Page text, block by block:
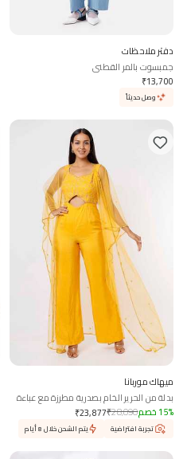
دفتر ملاحظات
جمبسوت بالمر القطني
₹13,700
وصل حديثاً
ميهاك موربانا
بدلة من الحرير الخام بصدرية مطرزة مع عباءة
₹23,877₹28,090 15% خصم
تجربة افتراضية يتم الشحن خلال 8 أيام